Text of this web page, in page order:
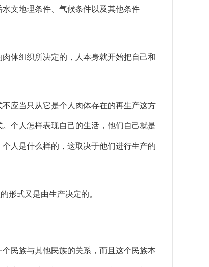
文地理条件、气候条件以及其他条件
体组织所决定的，人本身就开始把自己和
应当只从它是个人肉体存在的再生产这方
个人怎样表现自己的生活，他们自己就是
人是什么样的，这取决于他们进行生产的
式又是由生产决定的。
民族与其他民族的关系，而且这个民族本